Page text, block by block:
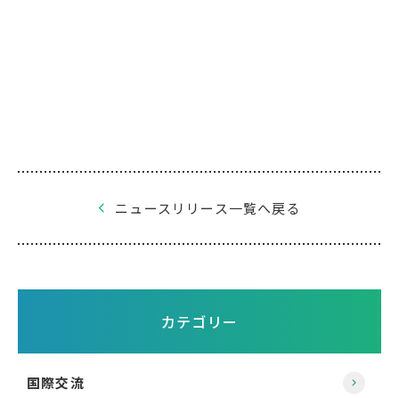
ニュースリリース一覧へ戻る
カテゴリー
国際交流